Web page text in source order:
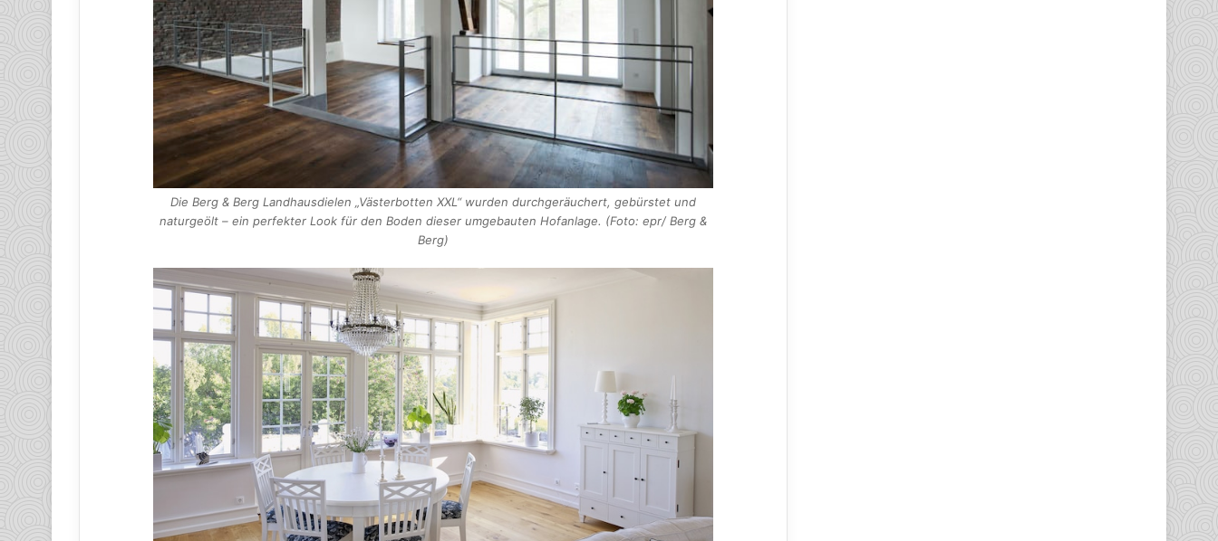
Die Berg & Berg Landhausdielen „Västerbotten XXL“ wurden durchgeräuchert, gebürstet und
naturgeölt – ein perfekter Look für den Boden dieser umgebauten Hofanlage. (Foto: epr/ Berg &
Berg)